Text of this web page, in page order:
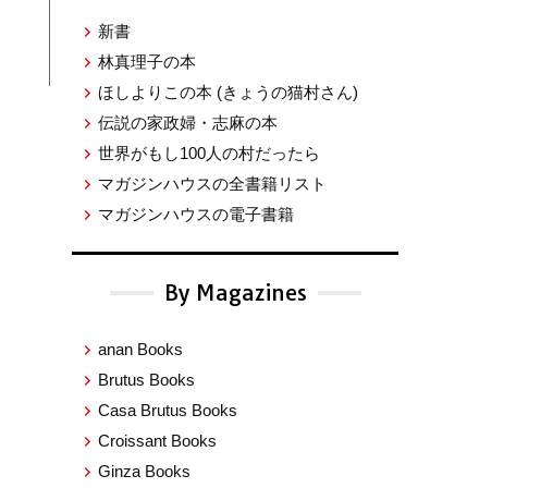
新書
林真理子の本
ほしよりこの本 (きょうの猫村さん)
伝説の家政婦・志麻の本
世界がもし100人の村だったら
マガジンハウスの全書籍リスト
マガジンハウスの電子書籍
By Magazines
anan Books
Brutus Books
Casa Brutus Books
Croissant Books
Ginza Books